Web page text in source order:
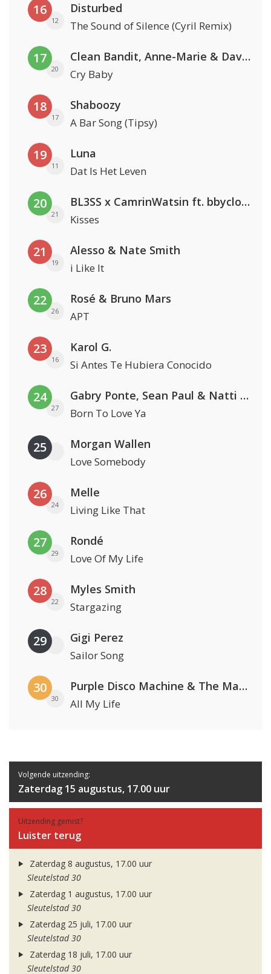
16
12
Disturbed
The Sound of Silence (Cyril Remix)
17
20
Clean Bandit, Anne-Marie & David Guetta
Cry Baby
18
17
Shaboozy
A Bar Song (Tipsy)
19
11
Luna
Dat Is Het Leven
20
21
BL3SS x CamrinWatsin ft. bbyclose
Kisses
21
19
Alesso & Nate Smith
i Like It
22
26
Rosé & Bruno Mars
APT
23
16
Karol G.
Si Antes Te Hubiera Conocido
24
27
Gabry Ponte, Sean Paul & Natti Natasha
Born To Love Ya
25 Morgan Wallen
Love Somebody
26
24
Melle
Living Like That
27
29
Rondé
Love Of My Life
28
22
Myles Smith
Stargazing
29 Gigi Perez
Sailor Song
30
30
Purple Disco Machine & The Magician
All My Life
Volgende uitzending:
Zaterdag 15 augustus, 17.00 uur
Uitzending gemist?
Luister terug
Zaterdag 8 augustus, 17.00 uur
Sleutelstad 30
Zaterdag 1 augustus, 17.00 uur
Sleutelstad 30
Zaterdag 25 juli, 17.00 uur
Sleutelstad 30
Zaterdag 18 juli, 17.00 uur
Sleutelstad 30